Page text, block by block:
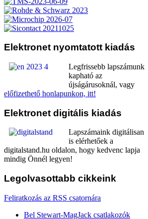
Elektronet nyomtatott kiadás
Legfrissebb lapszámunk
kapható az
újságárusoknál, vagy
előfizethető honlapunkon, itt!
Elektronet digitális kiadás
Lapszámaink digitálisan
is elérhetőek a
digitalstand.hu oldalon, hogy kedvenc lapja
mindig Önnél legyen!
Legolvasottabb cikkeink
Feliratkozás az RSS csatornára
Bel Stewart-MagJack csatlakozók